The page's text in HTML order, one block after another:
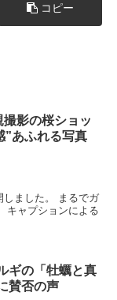
コピー
撮影の桜ショッ
”あふれる写真
しました。 まるでガ
キャプションによる
ギの「牡蠣と真
賛否の声